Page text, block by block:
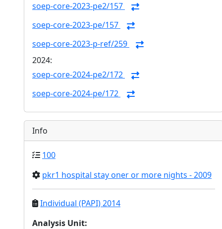
soep-core-2023-pe2/157
soep-core-2023-pe/157
soep-core-2023-p-ref/259
2024:
soep-core-2024-pe2/172
soep-core-2024-pe/172
Info
100
pkr1 hospital stay oner or more nights - 2009
Individual (PAPI) 2014
Analysis Unit: